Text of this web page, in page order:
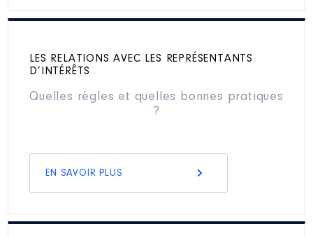
LES RELATIONS AVEC LES REPRÉSENTANTS
D’INTÉRÊTS
Quelles règles et quelles bonnes pratiques
?
EN SAVOIR PLUS